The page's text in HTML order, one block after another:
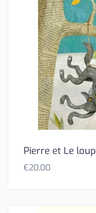
Pierre et Le loup
€20,00